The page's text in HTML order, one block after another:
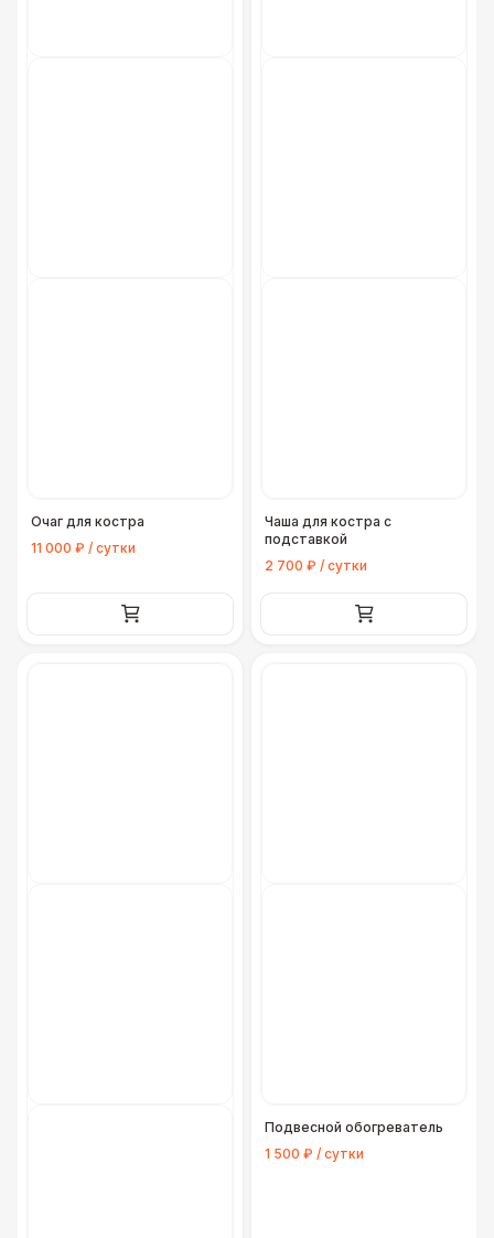
Очаг для костра
11 000 ₽ / сутки
Чаша для костра с
подставкой
2 700 ₽ / сутки
Подвесной обогреватель
1 500 ₽ / сутки